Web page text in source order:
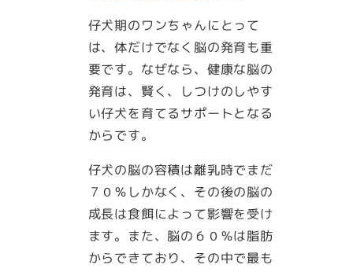
仔犬期のワンちゃんにとって
は、体だけでなく脳の発育も重
要です。なぜなら、健康な脳の
発育は、賢く、しつけのしやす
い仔犬を育てるサポートとなる
からです。
仔犬の脳の容積は離乳時でまだ
７０％しかなく、その後の脳の
成長は食餌によって影響を受け
ます。また、脳の６０％は脂肪
からできており、その中で最も